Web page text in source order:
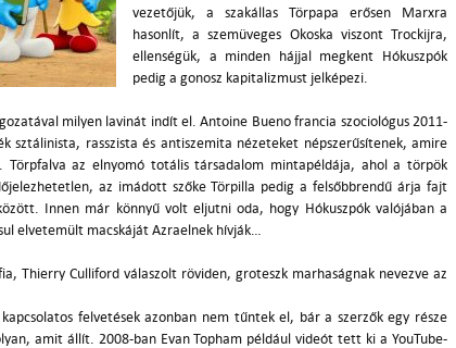
vezetőjük, a szakállas Törpapa erősen Marxra
hasonlít, a szemüveges Okoska viszont Trockijra,
ellenségük, a minden hájjal megkent Hókuszpók
pedig a gonosz kapitalizmust jelképezi.
milyen lavinát indít el. Antoine Bueno francia szociológus 2011-
sztálinista, rasszista és antiszemita nézeteket népszerűsítenek, amire
Törpfalva az elnyomó totális társadalom mintapéldája, ahol a törpök
az imádott szőke Törpilla pedig a felsőbbrendű árja fajt
Innen már könnyű volt eljutni oda, hogy Hókuszpók valójában a
elvetemült macskáját Azraelnek hívják…
Thierry Culliford válaszolt röviden, groteszk marhaságnak nevezve az
felvetések azonban nem tűntek el, bár a szerzők egy része
amit állít. 2008-ban Evan Topham például videót tett ki a YouTube-